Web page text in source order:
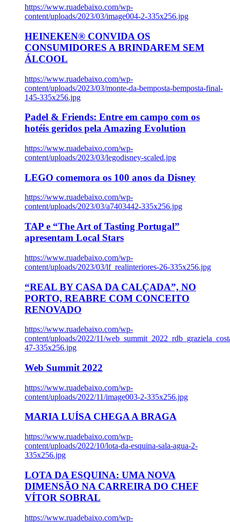
https://www.ruadebaixo.com/wp-
content/uploads/2023/03/image004-2-335x256.jpg
HEINEKEN® CONVIDA OS
CONSUMIDORES A BRINDAREM SEM
ÁLCOOL
https://www.ruadebaixo.com/wp-
content/uploads/2023/03/monte-da-bemposta-bemposta-final-
145-335x256.jpg
Padel & Friends: Entre em campo com os
hotéis geridos pela Amazing Evolution
https://www.ruadebaixo.com/wp-
content/uploads/2023/03/legodisney-scaled.jpg
LEGO comemora os 100 anos da Disney
https://www.ruadebaixo.com/wp-
content/uploads/2023/03/a7403442-335x256.jpg
TAP e “The Art of Tasting Portugal”
apresentam Local Stars
https://www.ruadebaixo.com/wp-
content/uploads/2023/03/lf_realinteriores-26-335x256.jpg
“REAL BY CASA DA CALÇADA”, NO
PORTO, REABRE COM CONCEITO
RENOVADO
https://www.ruadebaixo.com/wp-
content/uploads/2022/11/
47-335x256.jpg
Web Summit 2022
https://www.ruadebaixo.com/wp-
content/uploads/2022/11/image003-2-335x256.jpg
MARIA LUÍSA CHEGA A BRAGA
https://www.ruadebaixo.com/wp-
content/uploads/2022/10/lota-da-esquina-sala-agua-2-
335x256.jpg
LOTA DA ESQUINA: UMA NOVA
DIMENSÃO NA CARREIRA DO CHEF
VÍTOR SOBRAL
https://www.ruadebaixo.com/wp-